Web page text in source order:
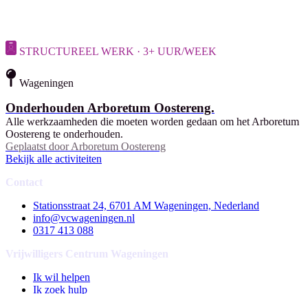
STRUCTUREEL WERK · 3+ UUR/WEEK
Wageningen
Onderhouden Arboretum Oostereng.
Alle werkzaamheden die moeten worden gedaan om het Arboretum
Oostereng te onderhouden.
Geplaatst door Arboretum Oostereng
Bekijk alle activiteiten
Contact
Stationsstraat 24, 6701 AM Wageningen, Nederland
info@vcwageningen.nl
0317 413 088
Vrijwilligers Centrum Wageningen
Ik wil helpen
Ik zoek hulp